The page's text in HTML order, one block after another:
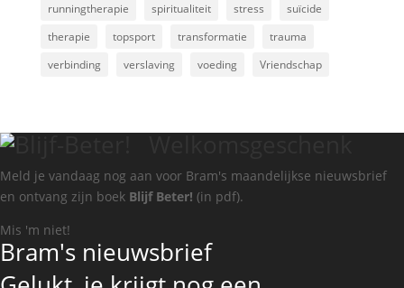
runningtherapie
spiritualiteit stress
suïcide
therapie
topsport transformatie
trauma
verbinding
verslaving voeding Vriendschap
Meld je vandaag nog aan voor Bram's maandelijkse nieuwsbrief
en ontvang zijn boek Blijf Beter! (in pdf).
Mis 'm niet!
Bram's nieuwsbrief